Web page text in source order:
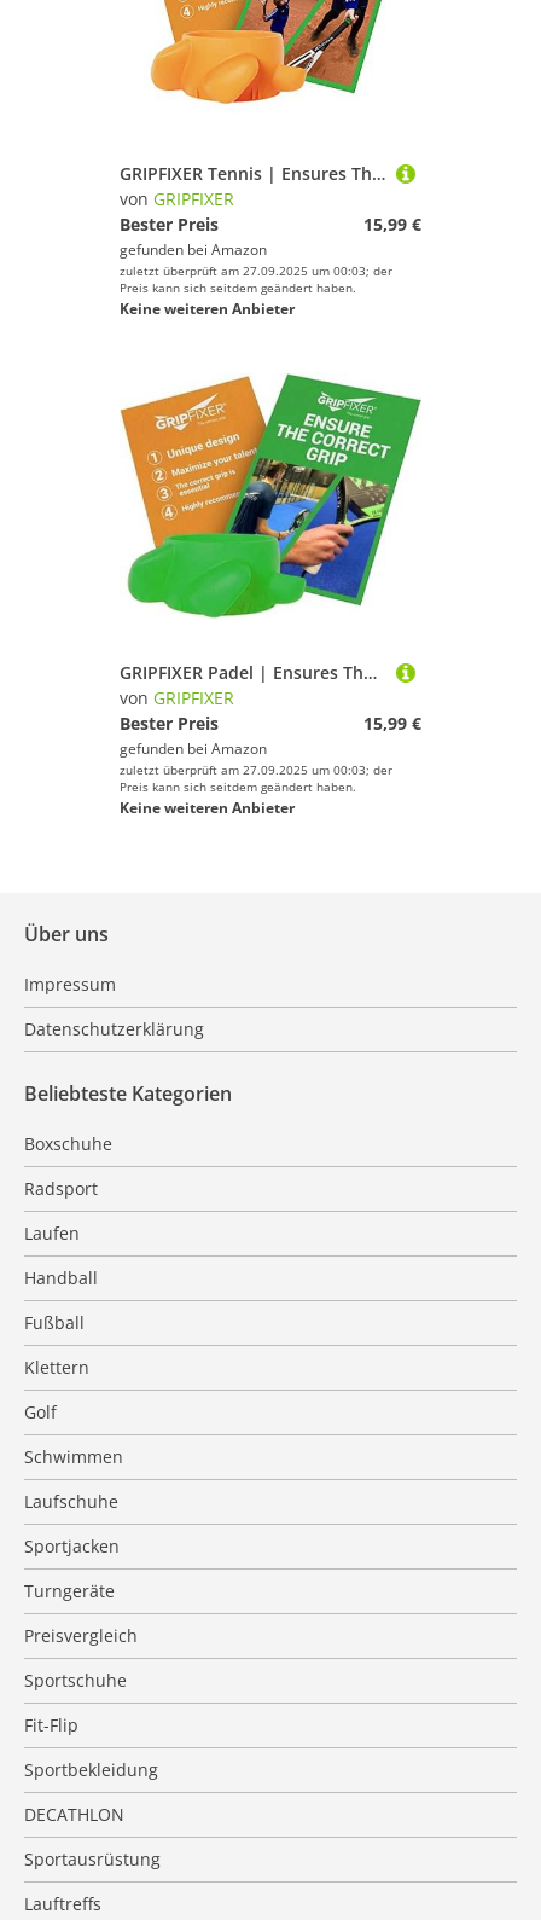
GRIPFIXER Tennis | Ensures The Correct Grip | The Ultimate Training Equipment & Teaching aid | Danish Innovation | Small-Left
von GRIPFIXER
Bester Preis
15,99 €
gefunden bei Amazon
zuletzt überprüft am 27.09.2025 um 00:03; der
Preis kann sich seitdem geändert haben.
Keine weiteren Anbieter
GRIPFIXER Padel | Ensures The Correct Grip | The Ultimate Training Equipment & Teaching aid | Danish Innovation | Small-Left
von GRIPFIXER
Bester Preis
15,99 €
gefunden bei Amazon
zuletzt überprüft am 27.09.2025 um 00:03; der
Preis kann sich seitdem geändert haben.
Keine weiteren Anbieter
Über uns
Impressum
Datenschutzerklärung
Beliebteste Kategorien
Boxschuhe
Radsport
Laufen
Handball
Fußball
Klettern
Golf
Schwimmen
Laufschuhe
Sportjacken
Turngeräte
Preisvergleich
Sportschuhe
Fit-Flip
Sportbekleidung
DECATHLON
Sportausrüstung
Lauftreffs